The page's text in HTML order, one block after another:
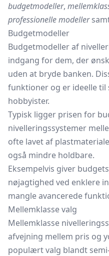
budgetmodeller,
professionelle modeller
Budgetmodeller
Budgetmodeller af
indgang for dem, der
uden at bryde banken.
funktioner og er ideelle
hobbyister.
Typisk ligger prisen for
nivelleringssystemer
ofte lavet af
også mindre holdbare.
Eksempelvis giver
nøjagtighed ved enklere
mangle avancerede
Mellemklasse valg
Mellemklasse
afvejning mellem pris og
populært valg blandt